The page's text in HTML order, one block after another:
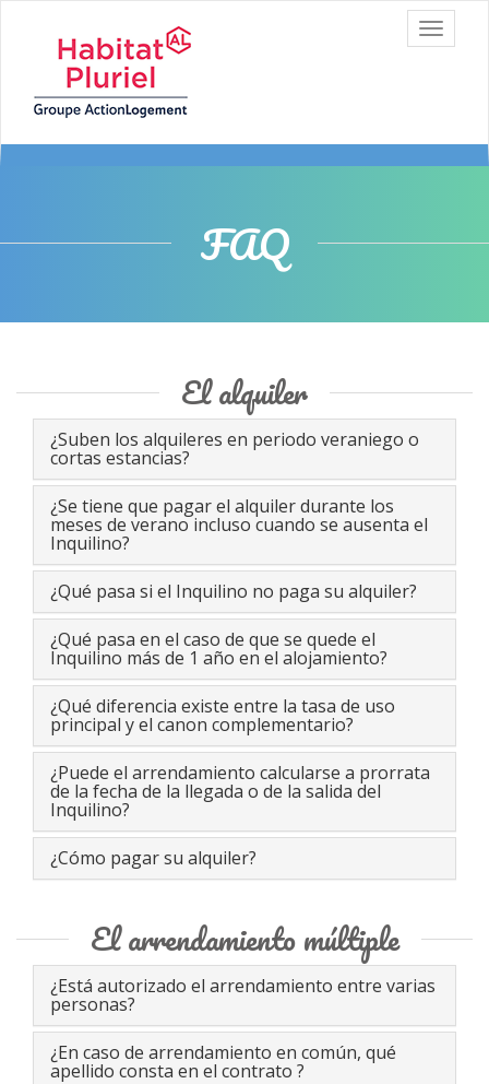
T
o
g
o
FAQ
El alquiler
¿Suben los alquileres en periodo veraniego o
cortas estancias?
¿Se tiene que pagar el alquiler durante los
meses de verano incluso cuando se ausenta el
Inquilino?
¿Qué pasa si el Inquilino no paga su alquiler?
¿Qué pasa en el caso de que se quede el
Inquilino más de 1 año en el alojamiento?
¿Qué diferencia existe entre la tasa de uso
principal y el canon complementario?
¿Puede el arrendamiento calcularse a prorrata
de la fecha de la llegada o de la salida del
Inquilino?
¿Cómo pagar su alquiler?
El arrendamiento múltiple
¿Está autorizado el arrendamiento entre varias
personas?
¿En caso de arrendamiento en común, qué
apellido consta en el contrato ?